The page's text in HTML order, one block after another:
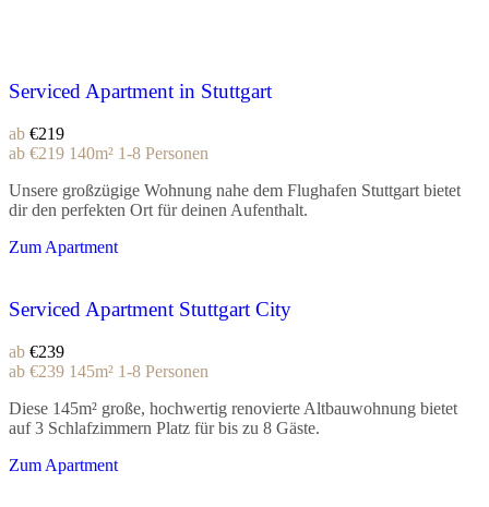
Serviced Apartment in Stuttgart
ab €219
ab €219 140m² 1-8 Personen
Unsere großzügige Wohnung nahe dem Flughafen Stuttgart bietet
dir den perfekten Ort für deinen Aufenthalt.
Zum Apartment
Serviced Apartment Stuttgart City
ab €239
ab €239 145m² 1-8 Personen
Diese 145m² große, hochwertig renovierte Altbauwohnung bietet
auf 3 Schlafzimmern Platz für bis zu 8 Gäste.
Zum Apartment